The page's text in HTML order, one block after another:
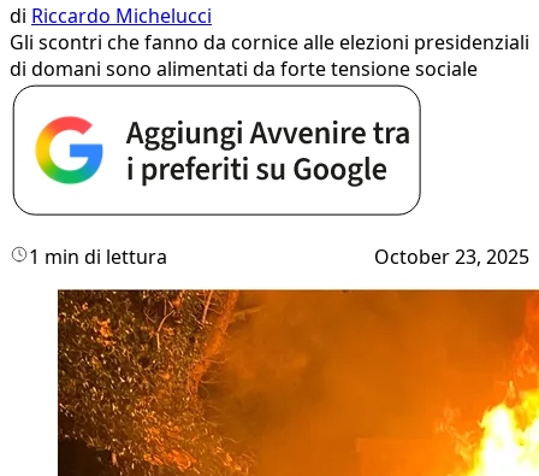
di Riccardo Michelucci
Gli scontri che fanno da cornice alle elezioni presidenziali
di domani sono alimentati da forte tensione sociale
1 min di lettura October 23, 2025